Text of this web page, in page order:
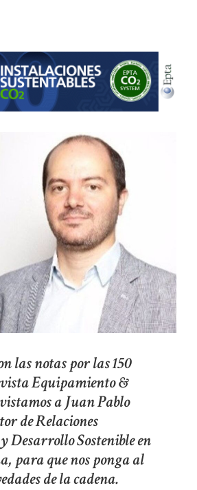
las notas por las 150
Equipamiento &
a Juan Pablo
de Relaciones
Desarrollo Sostenible en
para que nos ponga al
de la cadena.